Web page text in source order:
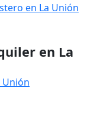
en La Unión
en La
Unión